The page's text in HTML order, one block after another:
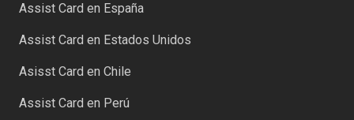
Assist Card en España
Assist Card en Estados Unidos
Asisst Card en Chile
Assist Card en Perú